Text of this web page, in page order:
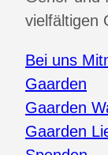
vielfältigen
Bei uns
Gaarden
Gaarden
Gaarden